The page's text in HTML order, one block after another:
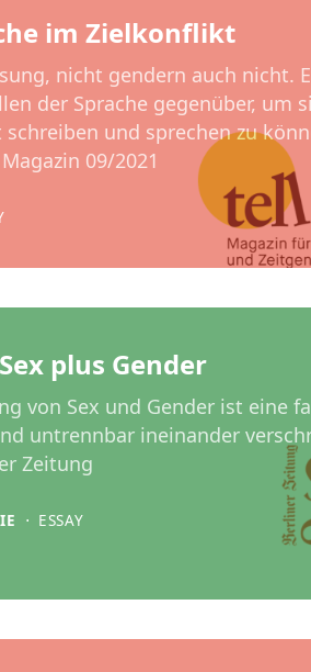
im Zielkonflikt
nicht gendern auch nicht.
der Sprache gegenüber, um
und sprechen zu
09/2021
plus Gender
von Sex und Gender ist eine
untrennbar ineinander
Zeitung
⋅ ESSAY